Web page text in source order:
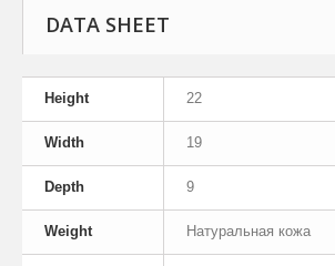
DATA SHEET
Height 22
Width 19
Depth 9
Weight Натуральная кожа